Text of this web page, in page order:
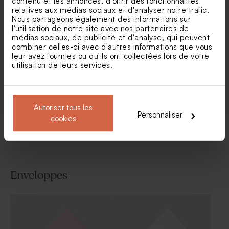
relatives aux médias sociaux et d'analyser notre trafic.
Nous partageons également des informations sur
l'utilisation de notre site avec nos partenaires de
médias sociaux, de publicité et d'analyse, qui peuvent
combiner celles-ci avec d'autres informations que vous
leur avez fournies ou qu'ils ont collectées lors de votre
utilisation de leurs services.
Autoriser tous les
cookies
Personnaliser
Faire part naissance rond
floral et calque
Faire part naissance
couronne automnale et bébé
faon
Voir toute la collection Faire-part naissance
Enveloppes